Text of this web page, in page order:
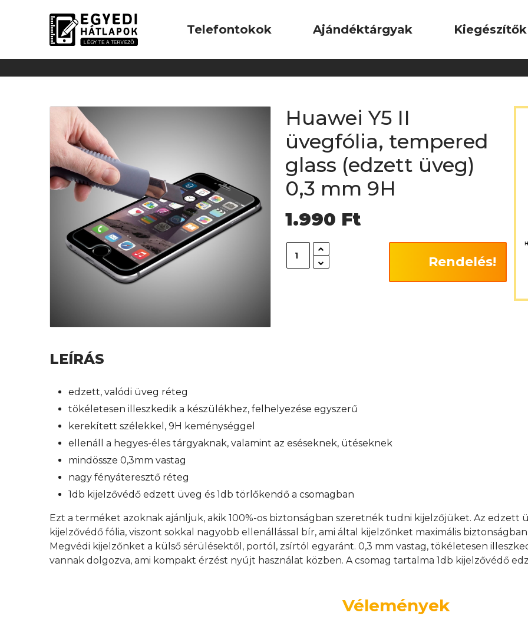
Telefontokok Ajándéktárgyak Kiegészítők
Huawei Y5 II
üvegfólia, tempered
glass (edzett üveg)
0,3 mm 9H
1.990 Ft
Rendelés!
LEÍRÁS
edzett, valódi üveg réteg
tökéletesen illeszkedik a készülékhez, felhelyezése egyszerű
kerekített szélekkel, 9H keménységgel
ellenáll a hegyes-éles tárgyaknak, valamint az eséseknek, ütéseknek
mindössze 0,3mm vastag
nagy fényáteresztő réteg
1db kijelzővédő edzett üveg és 1db törlőkendő a csomagban
Ezt a terméket azoknak ajánljuk, akik 100%-os biztonságban szeretnék tudni kijelzőjüket. Az edzett
kijelzővédő fólia, viszont sokkal nagyobb ellenállással bír, ami által kijelzőnket maximális
Megvédi kijelzőnket a külső sérülésektől, portól, zsírtól egyaránt. 0,3 mm vastag, tökéletesen
vannak dolgozva, ami kompakt érzést nyújt használat közben. A csomag tartalma 1db kijelzővédő
Vélemények